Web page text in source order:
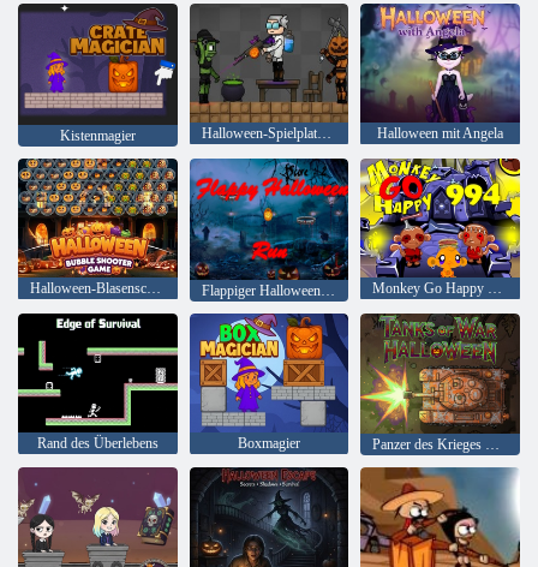
Kistenmagier Halloween-Spielplatz: Fraktionskriege Halloween mit Angela
Halloween-Blasenschießspiel Flappiger Halloween-Lauf Monkey Go Happy Bühne 994
Rand des Überlebens Boxmagier Panzer des Krieges Halloween